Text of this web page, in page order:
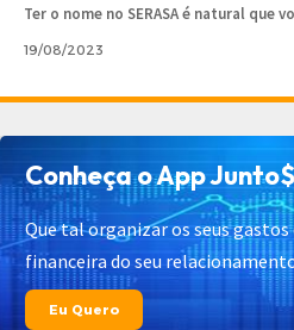
Ter o nome no SERASA é natural que
19/08/2023
Termos de Uso Contato
© 2025 Junto$ App –
Conheça o App
Que tal organizar os seus
financeira do seu